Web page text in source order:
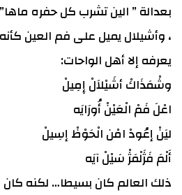
بعدالة ” الين تشرب كل حفره ماها”
، وأشيلال يميل على فم العين
يعرفه إلا أهل الواحات:
وشْمَذَاكْ أشَيْلاَلْ إِمِيلْ
اعْلَ فَمْ الْعَيْنْ أُورَايَه
ليَنْ إعُودْ امْن الْحَوْظْ إسِيلْ
أَلْمَ فَژَلْمَژْ سَيْلْ آيَه
ذلك العالم كان بسيطا… لكنه كان